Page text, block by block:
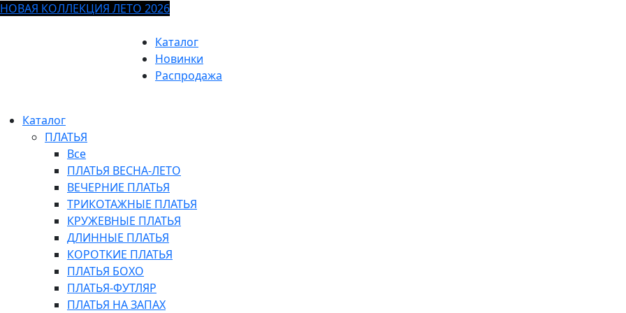
НОВАЯ КОЛЛЕКЦИЯ ЛЕТО 2026
Каталог
Новинки
Распродажа
Каталог
ПЛАТЬЯ
Все
ПЛАТЬЯ ВЕСНА-ЛЕТО
ВЕЧЕРНИЕ ПЛАТЬЯ
ТРИКОТАЖНЫЕ ПЛАТЬЯ
КРУЖЕВНЫЕ ПЛАТЬЯ
ДЛИННЫЕ ПЛАТЬЯ
КОРОТКИЕ ПЛАТЬЯ
ПЛАТЬЯ БОХО
ПЛАТЬЯ-ФУТЛЯР
ПЛАТЬЯ НА ЗАПАХ